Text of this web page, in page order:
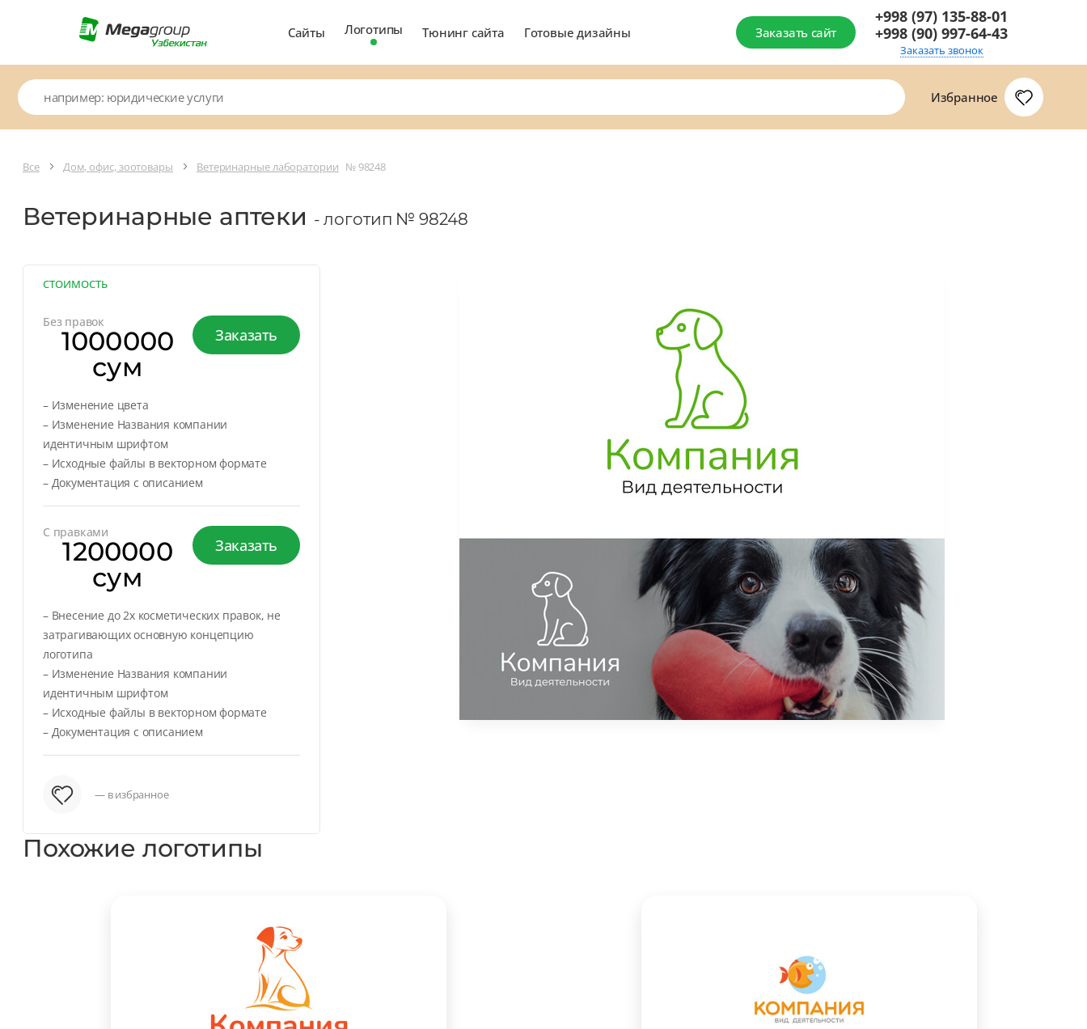
Сайты Логотипы Тюнинг сайта Готовые дизайны Заказать сайт
+998 (97) 135-88-01
+998 (90) 997-64-43
Заказать звонок
Избранное
Все Дом, офис, зоотовары Ветеринарные лаборатории № 98248
Ветеринарные аптеки - логотип № 98248
СТОИМОСТЬ
Без правок
1000000
сум
Заказать
– Изменение цвета
– Изменение Названия компании
идентичным шрифтом
– Исходные файлы в векторном формате
– Документация с описанием
С правками
1200000
сум
Заказать
– Внесение до 2х косметических правок, не
затрагивающих основную концепцию
логотипа
– Изменение Названия компании
идентичным шрифтом
– Исходные файлы в векторном формате
– Документация с описанием
— в избранное
Похожие логотипы